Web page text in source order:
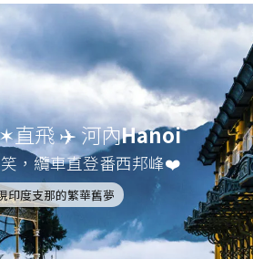
直飛 ✈️ 河內Hanoi
，纜車直登番西邦峰❤️
印度支那的繁華舊夢